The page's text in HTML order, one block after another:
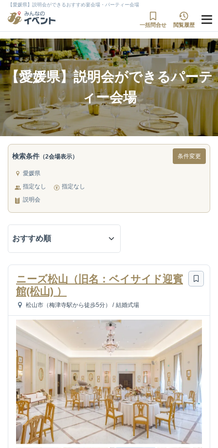
【愛媛県】説明会ができるおすすめ宴会場・パーティー会場
一括問合せ 閲覧履歴
【愛媛県】説明会ができるパーテ
ィー会場
検索条件 （2会場表示） 条件変更
愛媛県
指定なし
指定なし
説明会
ニーズ松山（旧名：ベイサイド迎賓
館(松山) ）
松山市（梅津寺駅から徒歩5分） / 結婚式場